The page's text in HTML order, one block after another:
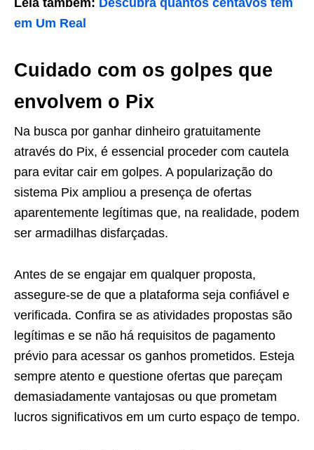
em Um Real
Cuidado com os golpes que
envolvem o Pix
Na busca por ganhar dinheiro gratuitamente
através do Pix, é essencial proceder com cautela
para evitar cair em golpes. A popularização do
sistema Pix ampliou a presença de ofertas
aparentemente legítimas que, na realidade, podem
ser armadilhas disfarçadas.
Antes de se engajar em qualquer proposta,
assegure-se de que a plataforma seja confiável e
verificada. Confira se as atividades propostas são
legítimas e se não há requisitos de pagamento
prévio para acessar os ganhos prometidos. Esteja
sempre atento e questione ofertas que pareçam
demasiadamente vantajosas ou que prometam
lucros significativos em um curto espaço de tempo.